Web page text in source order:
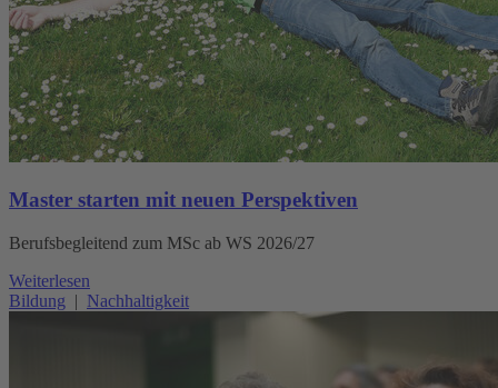
Master starten mit neuen Perspektiven
Berufsbegleitend zum MSc ab WS 2026/27
Weiterlesen
Bildung | Nachhaltigkeit